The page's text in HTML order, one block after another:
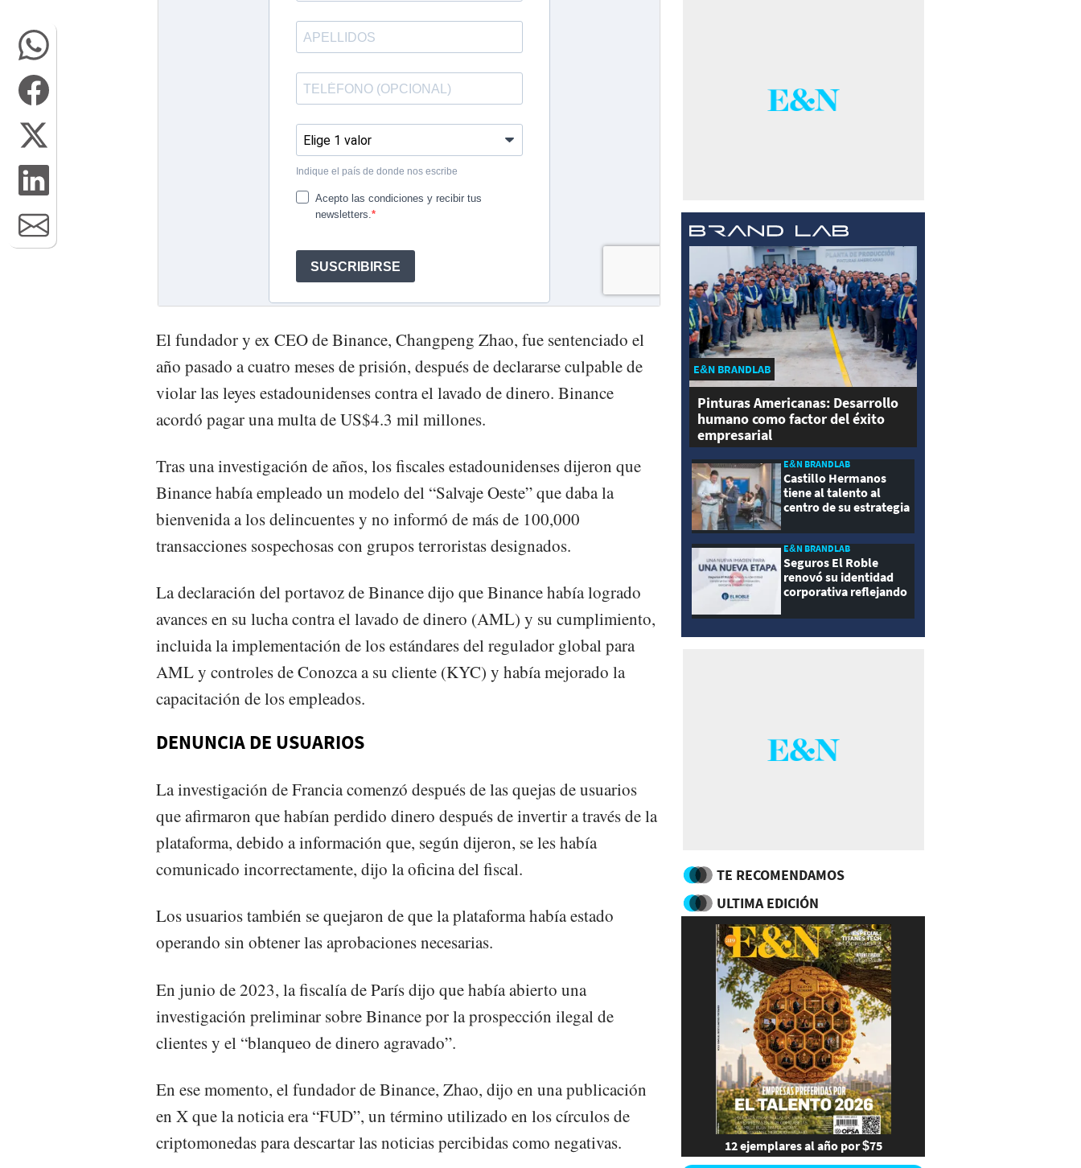
El fundador y ex CEO de Binance, Changpeng Zhao, fue sentenciado el
año pasado a cuatro meses de prisión, después de declararse culpable de
violar las leyes estadounidenses contra el lavado de dinero. Binance
acordó pagar una multa de US$4.3 mil millones.
Tras una investigación de años, los fiscales estadounidenses dijeron que
Binance había empleado un modelo del “Salvaje Oeste” que daba la
bienvenida a los delincuentes y no informó de más de 100,000
transacciones sospechosas con grupos terroristas designados.
La declaración del portavoz de Binance dijo que Binance había logrado
avances en su lucha contra el lavado de dinero (AML) y su cumplimiento,
incluida la implementación de los estándares del regulador global para
AML y controles de Conozca a su cliente (KYC) y había mejorado la
capacitación de los empleados.
DENUNCIA DE USUARIOS
La investigación de Francia comenzó después de las quejas de usuarios
que afirmaron que habían perdido dinero después de invertir a través de la
plataforma, debido a información que, según dijeron, se les había
comunicado incorrectamente, dijo la oficina del fiscal.
Los usuarios también se quejaron de que la plataforma había estado
operando sin obtener las aprobaciones necesarias.
En junio de 2023, la fiscalía de París dijo que había abierto una
investigación preliminar sobre Binance por la prospección ilegal de
clientes y el “blanqueo de dinero agravado”.
En ese momento, el fundador de Binance, Zhao, dijo en una publicación
en X que la noticia era “FUD”, un término utilizado en los círculos de
criptomonedas para descartar las noticias percibidas como negativas.
E&N BRANDLAB
Pinturas Americanas: Desarrollo
humano como factor del éxito
empresarial
E&N BRANDLAB
Castillo Hermanos
tiene al talento al
centro de su estrategia
E&N BRANDLAB
Seguros El Roble
renovó su identidad
corporativa reflejando
modernidad
TE RECOMENDAMOS
ULTIMA EDICIÓN
12 ejemplares al año por $75